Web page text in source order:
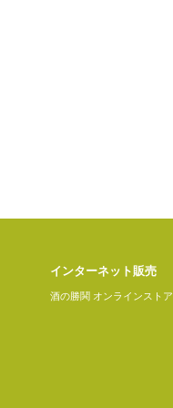
インターネット販売
酒の勝鬨 オンラインストア